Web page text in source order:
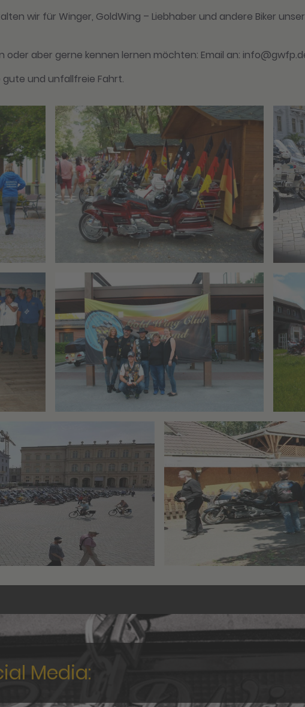
wir für Winger, GoldWing – Liebhaber und andere Biker
oder aber gerne kennen lernen möchten: Email an:
und unfallfreie Fahrt.
Media: